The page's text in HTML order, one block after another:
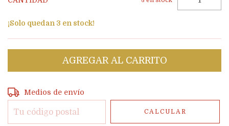
¡Solo quedan 3 en stock!
Entregas para el CP:
Medios de envío
CALCULAR